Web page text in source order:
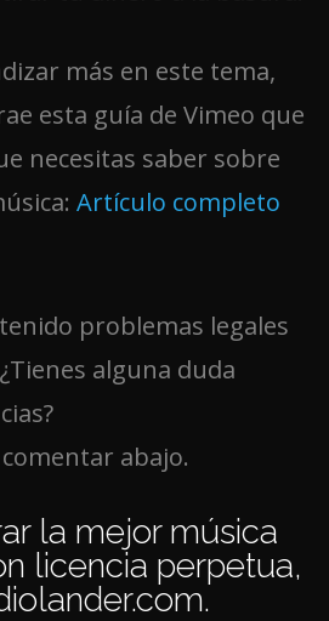
más en este tema,
esta guía de Vimeo que
necesitas saber sobre
Artículo completo
problemas legales
alguna duda
abajo.
la mejor música
licencia perpetua,